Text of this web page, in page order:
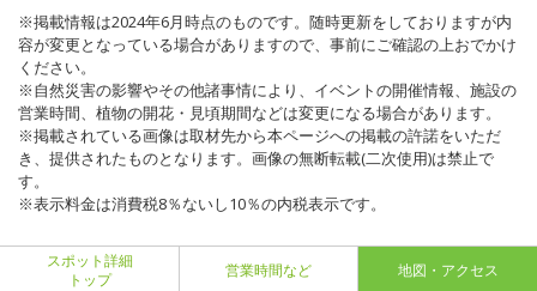
※掲載情報は2024年6月時点のものです。随時更新をしておりますが内
容が変更となっている場合がありますので、事前にご確認の上おでかけ
ください。
※自然災害の影響やその他諸事情により、イベントの開催情報、施設の
営業時間、植物の開花・見頃期間などは変更になる場合があります。
※掲載されている画像は取材先から本ページへの掲載の許諾をいただ
き、提供されたものとなります。画像の無断転載(二次使用)は禁止で
す。
※表示料金は消費税8％ないし10％の内税表示です。
スポット詳細
トップ
営業時間など 地図・アクセス